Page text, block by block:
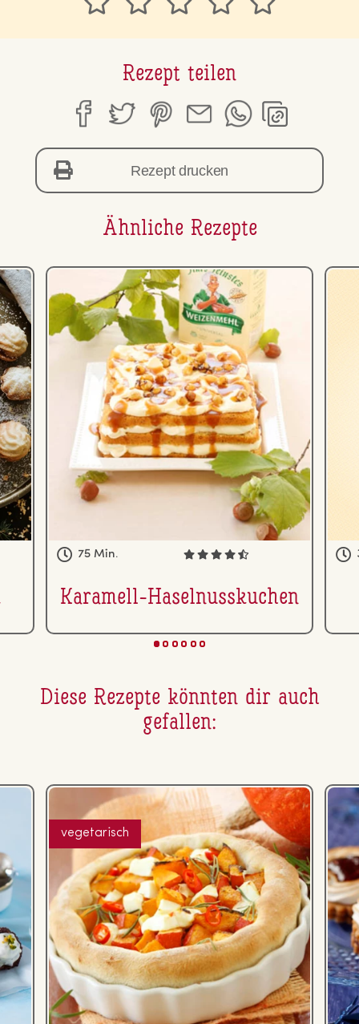
Rezept teilen
Rezept drucken
Ähnliche Rezepte
75 Min.
Karamell-Ha­sel­nuss­ku­chen
Diese Rezepte könnten dir auch
gefallen:
vegetarisch